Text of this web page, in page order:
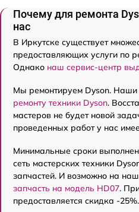
Почему для ремонта
нас
В Иркутске существует
предоставляющих услуги по
Однако наш сервис-центр
Мы ремонтируем Dyson. Наши
ремонту техники Dyson.
мастеров не будет новой
проведенных работ у нас
Минимальные сроки
сеть мастерских техники
запчастей. И возможно на
запчасть на модель HD07.
предоставляется скидка -25%.